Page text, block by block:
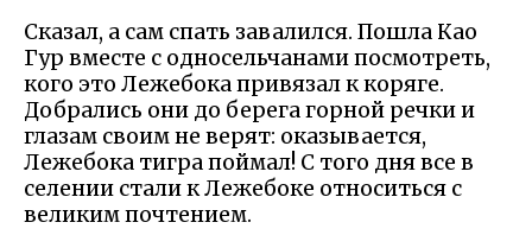
Сказал, а сам спать завалился. Пошла Као
Гур вместе с односельчанами посмотреть,
кого это Лежебока привязал к коряге.
Добрались они до берега горной речки и
глазам своим не верят: оказывается,
Лежебока тигра поймал! С того дня все в
селении стали к Лежебоке относиться с
великим почтением.